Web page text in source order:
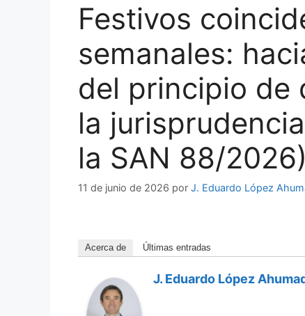
Festivos
semanales:
del principio de
la
la SAN 88/2026)
11 de junio de 2026 por J. Eduardo López
Acerca de Últimas entradas
J. Eduardo López